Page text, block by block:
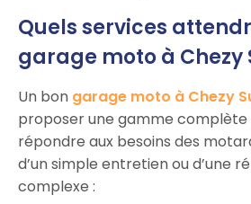
Quels services
garage moto à Chezy
Un bon garage moto à Chezy
proposer une gamme complète
répondre aux besoins des
d’un simple entretien ou d’une
complexe :